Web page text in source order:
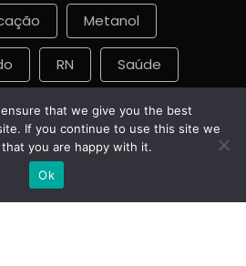
Metanol
RN Saúde
that we give you the best
If you continue to use this site we
you are happy with it.
Ok